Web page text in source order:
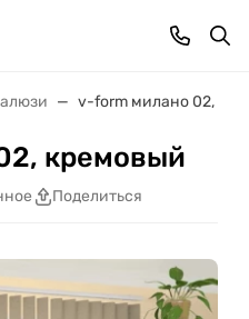
v-form милано 02,
кремовый
Поделиться